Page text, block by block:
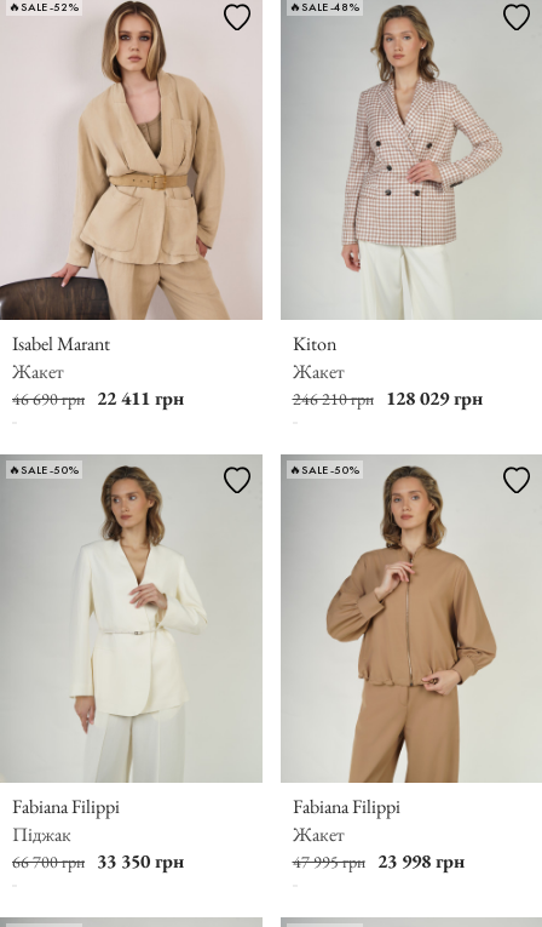
🔥SALE -52%
Isabel Marant
Жакет
46 690 грн 22 411 грн
🔥SALE -48%
Kiton
Жакет
246 210 грн 128 029 грн
🔥SALE -50%
Fabiana Filippi
Піджак
66 700 грн 33 350 грн
🔥SALE -50%
Fabiana Filippi
Жакет
47 995 грн 23 998 грн